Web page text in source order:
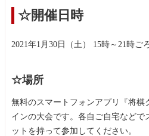
☆開催日時
2021年1月30日（土） 15時～21時ご
☆場所
無料のスマートフォンアプリ『将棋
インの大会です。各自ご自宅などで
ットを持って参加してください。